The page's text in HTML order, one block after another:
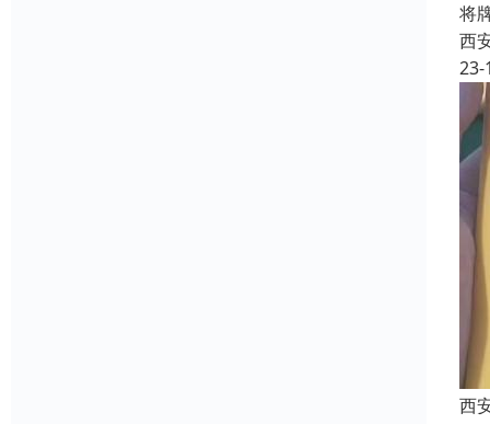
将
西
23-
西